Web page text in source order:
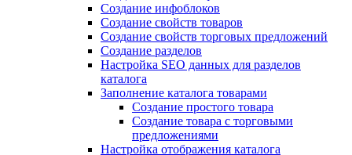
Создание инфоблоков
Создание свойств товаров
Создание свойств торговых предложений
Создание разделов
Настройка SEO данных для разделов
каталога
Заполнение каталога товарами
Создание простого товара
Создание товара с торговыми
предложениями
Настройка отображения каталога